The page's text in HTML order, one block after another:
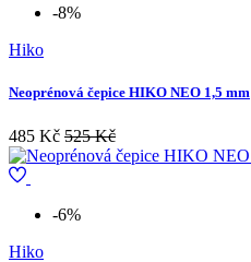
-8%
Hiko
Neoprénová čepice HIKO NEO 1,5 mm
485 Kč 525 Kč
-6%
Hiko